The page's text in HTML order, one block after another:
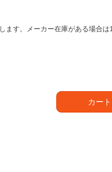
ます。メーカー在庫がある場合
カー